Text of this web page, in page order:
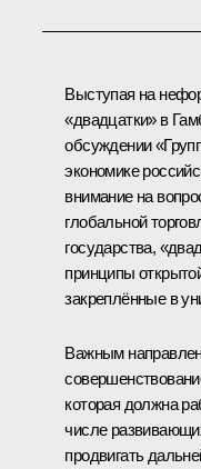
Выступая на
«двадцатки» в
обсуждении «
экономике
внимание на
глобальной
государства,
принципы
закреплённые в
Важным
которая должна
числе
продвигать